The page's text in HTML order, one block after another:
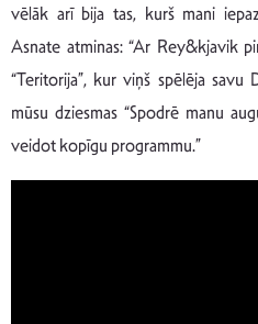
vēlāk arī bija tas, kurš mani
Asnate atminas: “Ar Rey&kjavik
“Teritorija”, kur viņš spēlēja
mūsu dziesmas “Spodrē manu
veidot kopīgu programmu.”